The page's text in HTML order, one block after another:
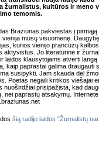
žurnalistus, kultūros ir meno
temomis.
Braziūnas pakviestas į pirmąją
mūsų visuomenę.
kurios vienijo prancūzų kalbos
Jo literatūrinė ir
laidos klausytojams atverti langą
kaip paprastai galima draugauti
susipykti. Jam skauda dėl
Poetas negaili kritikos viešajai
prisipažįsta, kad
nei paprastų atsakymų.
šią radijo laidos "Žurnalistų